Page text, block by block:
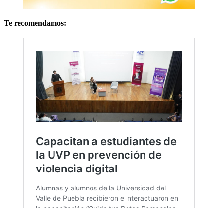
Te recomendamos: